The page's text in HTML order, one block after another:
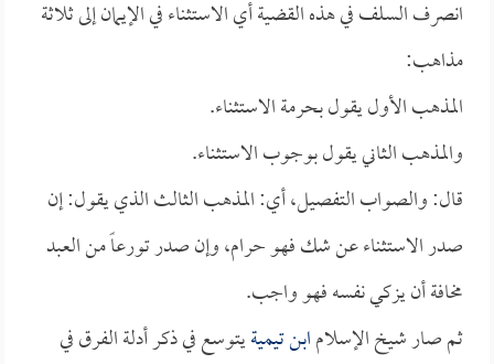
انصرف السلف في هذه القضية أي الاستثناء في الإيمان إلى ثلاثة
مذاهب:
المذهب الأول يقول بحرمة الاستثناء.
والمذهب الثاني يقول بوجوب الاستثناء.
قال: والصواب التفصيل، أي: المذهب الثالث الذي يقول: إن
صدر الاستثناء عن شك فهو حرام، وإن صدر تورعاً من العبد
مخافة أن يزكي نفسه فهو واجب.
ثم صار شيخ الإسلامابن تيميةيتوسع في ذكر أدلة الفرق في